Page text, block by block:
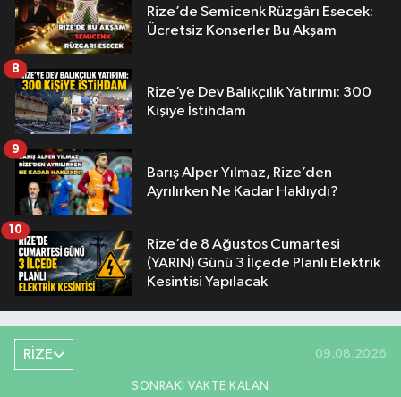
Rize’de Semicenk Rüzgârı Esecek:
Ücretsiz Konserler Bu Akşam
Rize’ye Dev Balıkçılık Yatırımı: 300
Kişiye İstihdam
8
Barış Alper Yılmaz, Rize’den
Ayrılırken Ne Kadar Haklıydı?
9
Rize’de 8 Ağustos Cumartesi
(YARIN) Günü 3 İlçede Planlı Elektrik
Kesintisi Yapılacak
10
RİZE 09.08.2026
SONRAKI VAKTE KALAN